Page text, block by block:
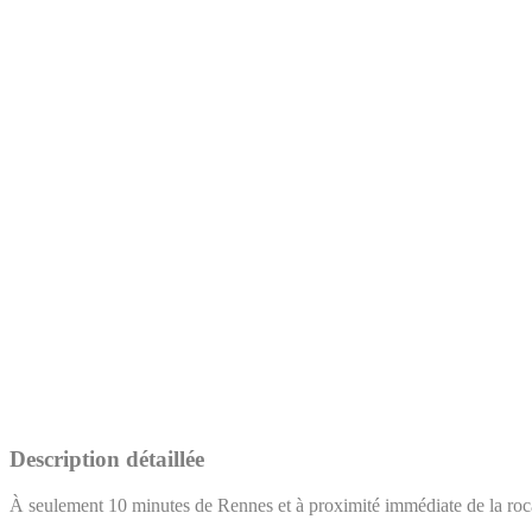
Description détaillée
À seulement 10 minutes de Rennes et à proximité immédiate de la